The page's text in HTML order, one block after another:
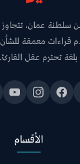
سلطنة عمان، تتجاوز
قراءات معمقة
بلغة تحترم عقل القارئ.
الأقسام